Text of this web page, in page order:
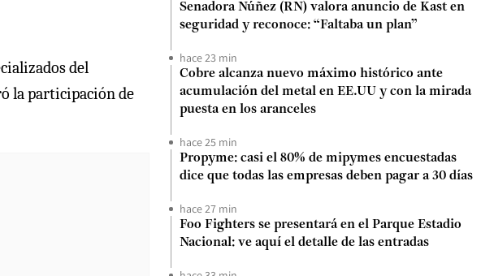
del
la participación de
Senadora Núñez (RN) valora anuncio de Kast en
seguridad y reconoce: “Faltaba un plan”
hace 23 min
Cobre alcanza nuevo máximo histórico ante
acumulación del metal en EE.UU y con la mirada
puesta en los aranceles
hace 25 min
Propyme: casi el 80% de mipymes encuestadas
dice que todas las empresas deben pagar a 30 días
hace 27 min
Foo Fighters se presentará en el Parque Estadio
Nacional: ve aquí el detalle de las entradas